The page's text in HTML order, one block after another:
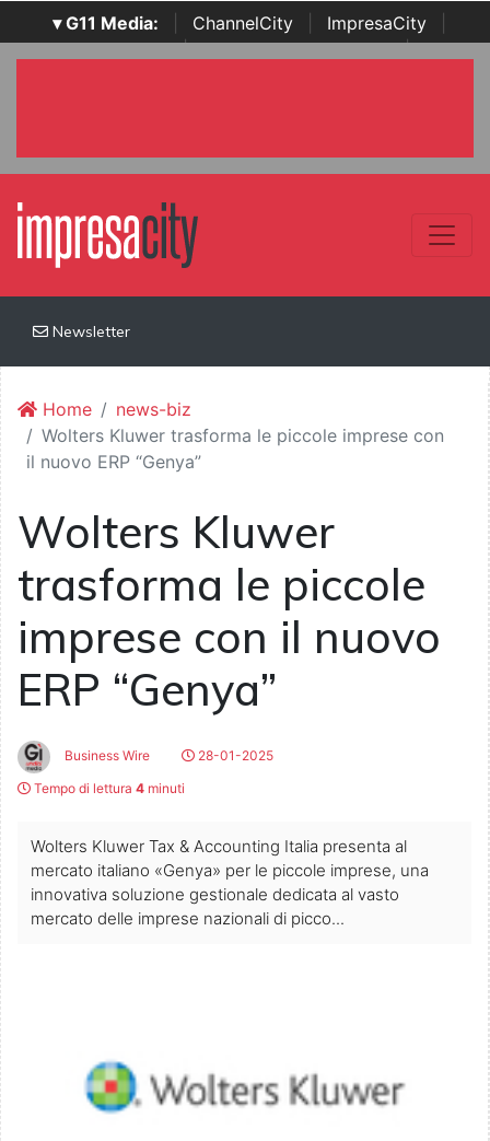
▾ G11 Media: ChannelCity ImpresaCity
SecurityOpenLab | Italian Channel Awards | Italian
Newsletter
Home
news-biz
Wolters Kluwer trasforma le piccole imprese con
il nuovo ERP “Genya”
Wolters Kluwer
trasforma le piccole
imprese con il nuovo
ERP “Genya”
Business Wire
28-01-2025
Tempo di lettura 4 minuti
Wolters Kluwer Tax & Accounting Italia presenta al
mercato italiano «Genya» per le piccole imprese, una
innovativa soluzione gestionale dedicata al vasto
mercato delle imprese nazionali di picco...